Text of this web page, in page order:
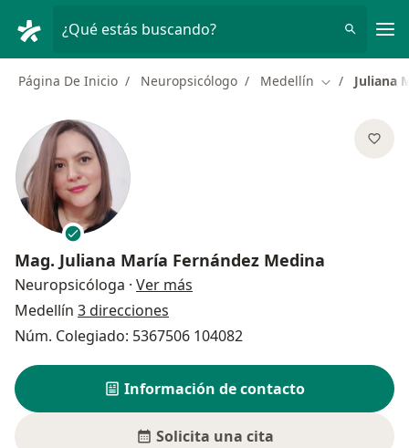
¿Qué estás buscando?
Página De Inicio Neuropsicólogo Medellín Cambiar de
Juliana
Mag. Juliana María Fernández Medina
Neuropsicóloga · Ver más
Medellín 3 direcciones
Núm. Colegiado: 5367506 104082
Información de contacto
Solicita una cita